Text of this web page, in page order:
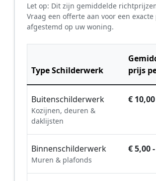
Let op: Dit zijn gemiddelde
Vraag een offerte aan voor een exacte
afgestemd op uw woning.
Type Schilderwerk
prijs
Buitenschilderwerk
Kozijnen, deuren &
daklijsten
€
Binnenschilderwerk
Muren & plafonds
€ 5,00